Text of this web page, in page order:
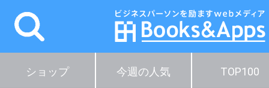
ショップ 今週の人気 TOP100